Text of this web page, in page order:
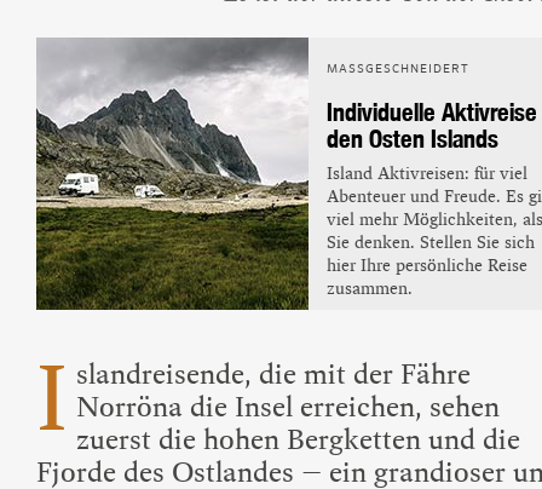
Island Urlaub
MASSGESCHNEIDERT
Individuelle
den Osten Islands
Island Aktivreisen: für viel
Abenteuer und Freude. Es
viel mehr Möglichkeiten, als
Sie denken. Stellen Sie sich
hier Ihre persönliche Reise
zusammen.
I slandreisende, die mit der Fähre
Norröna die Insel erreichen, sehen
zuerst die hohen Bergketten und die
Fjorde des Ostlandes – ein grandioser